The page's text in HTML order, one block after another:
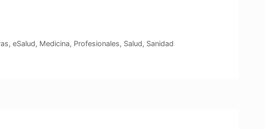
, eSalud, Medicina, Profesionales, Salud, Sanidad